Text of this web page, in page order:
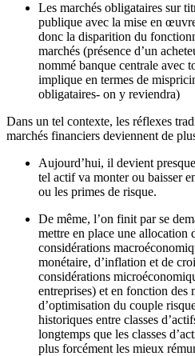
Les marchés obligataires sur
publique avec la mise en
donc la disparition du
marchés (présence d’un
nommé banque centrale avec
implique en termes de
obligataires- on y reviendra)
Dans un tel contexte, les réflexes
marchés financiers deviennent de
Aujourd’hui, il devient
tel actif va monter ou baisser
ou les primes de risque.
De même, l’on finit par se
mettre en place une allocation
considérations
monétaire, d’inflation et de
considérations
entreprises) et en fonction des
d’optimisation du couple
historiques entre classes
longtemps que les classes
plus forcément les mieux